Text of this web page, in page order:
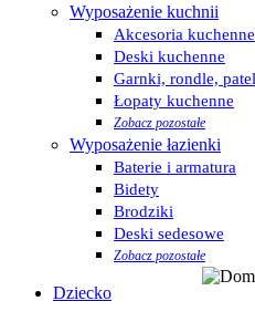
Wyposażenie kuchnii
Akcesoria kuchenne
Deski kuchenne
Garnki, rondle,
Łopaty kuchenne
Zobacz pozostałe
Wyposażenie łazienki
Baterie i armatura
Bidety
Brodziki
Deski sedesowe
Zobacz pozostałe
Dziecko